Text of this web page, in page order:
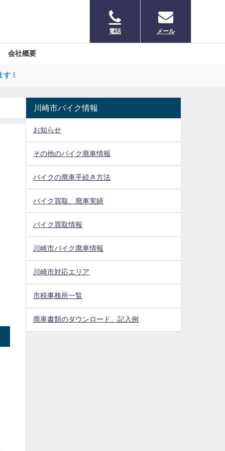
電話 メール
会社概要
！
川崎市バイク情報
お知らせ
その他のバイク廃車情報
バイクの廃車手続き方法
バイク買取、廃車実績
バイク買取情報
川崎市バイク廃車情報
川崎市対応エリア
市税事務所一覧
廃車書類のダウンロード、記入例